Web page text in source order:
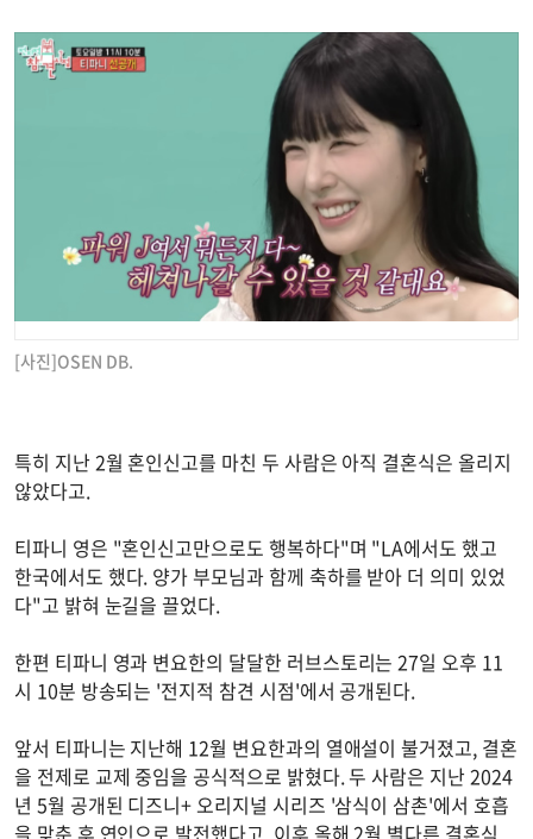
[사진]OSEN DB.
특히 지난 2월 혼인신고를 마친 두 사람은 아직 결혼식은 올리지
않았다고.
티파니 영은 "혼인신고만으로도 행복하다"며 "LA에서도 했고
한국에서도 했다. 양가 부모님과 함께 축하를 받아 더 의미 있었
다"고 밝혀 눈길을 끌었다.
한편 티파니 영과 변요한의 달달한 러브스토리는 27일 오후 11
시 10분 방송되는 '전지적 참견 시점'에서 공개된다.
앞서 티파니는 지난해 12월 변요한과의 열애설이 불거졌고, 결혼
을 전제로 교제 중임을 공식적으로 밝혔다. 두 사람은 지난 2024
년 5월 공개된 디즈니+ 오리지널 시리즈 '삼식이 삼촌'에서 호흡
을 맞춘 후 연인으로 발전했다고. 이후 올해 2월 별다른 결혼식